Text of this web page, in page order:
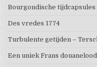
Bourgondische tijdcapsules
Des vredes 1774
Turbulente getijden –
Een uniek Frans